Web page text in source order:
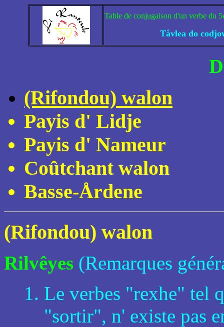
Table de conjugaison d'un verbe du
Tåvlea do
(Rifondou) walon
Payis d' Lidje
Payis d' Nameur
Coûtchant walon
Basse-Årdene
(Rifondou) walon
Rilvêyes (Remarques
Le verbes "rexhe" tel
"sortir", n' existe pas